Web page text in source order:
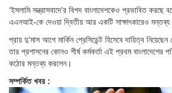
‘ইসলামি সন্ত্রাসবাদে’র বিপদ বাংলাদেশকেও প্রভাবিত করছে
এএনআই-কে দেওয়া দ্বিতীয় আর একটি সাক্ষাৎকারেও মন্তব্য
প্রায় দু’মাস আগে মার্কিন প্রেসিডেন্ট হিসেবে দায়িত্ব
তার প্রশাসনের কোনও শীর্ষ কর্মকর্তা এই প্রথম বাংলাদেশের
কঠোর মন্তব্য করলেন।
সম্পর্কিত খবর :